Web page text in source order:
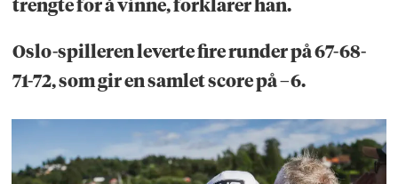
trengte for å vinne, forklarer han.
Oslo-spilleren leverte fire runder på 67-68-
71-72, som gir en samlet score på –6.